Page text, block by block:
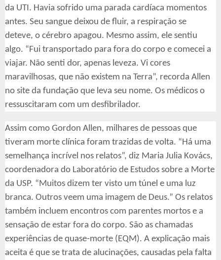
da UTI. Havia sofrido uma parada cardíaca momentos
antes. Seu sangue deixou de fluir, a respiração se
deteve, o cérebro apagou. Mesmo assim, ele sentiu
algo. “Fui transportado para fora do corpo e comecei a
viajar. Não senti dor, apenas leveza. Vi cores
maravilhosas, que não existem na Terra”, recorda Allen
no site da fundação que leva seu nome. Os médicos o
ressuscitaram com um desfibrilador.
Assim como Gordon Allen, milhares de pessoas que
tiveram morte clínica foram trazidas de volta. “Há uma
semelhança incrível nos relatos”, diz Maria Julia Kovács,
coordenadora do Laboratório de Estudos sobre a Morte
da USP. “Muitos dizem ter visto um túnel e uma luz
branca. Outros veem uma imagem de Deus.” Os relatos
também incluem encontros com parentes mortos e a
sensação de estar fora do corpo. São as chamadas
experiências de quase-morte (EQM). A explicação mais
aceita é que se trata de alucinações, causadas pela falta